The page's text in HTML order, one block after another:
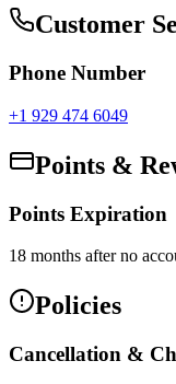
Customer
Phone Number
+1 929 474 6049
Points &
Points Expiration
18 months after no
Policies
Cancellation &